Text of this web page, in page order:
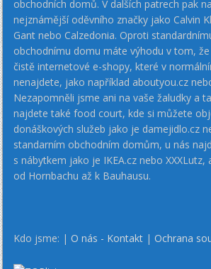
obchodních domů. V dalších patrech pak
nejznámější oděvního značky jako Calvin
Gant nebo Calzedonia. Oproti
obchodnímu domu máte výhodu v tom,
čistě internetové e-shopy, které v
nenajdete, jako například aboutyou.cz
Nezapomněli jsme ani na vaše žaludky a
najdete také food court, kde si můžete
donáškových služeb jako je damejidlo.cz
standarním obchodním domům, u nás
s nábytkem jako je IKEA.cz nebo
od Hornbachu až k Bauhausu.
Kdo jsme: |O nás - Kontakt |Ochrana